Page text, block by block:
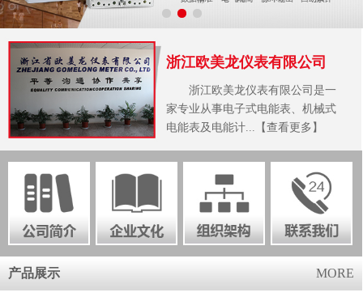
浙江欧美龙仪表有限公司
浙江欧美龙仪表有限公司是一
家专业从事电子式电能表、机械式
电能表及电能计...【查看更多】
产品展示 MORE